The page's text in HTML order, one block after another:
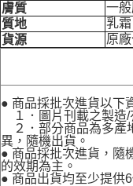
膚質
一
質地
乳霜
貨源
原
● 商品採批次進貨以下
１．圖片刊載之製造/
２．部分商品為多產
異，隨機出貨。
● 商品採批次進貨，隨
的效期為主。
● 商品出貨均至少提供